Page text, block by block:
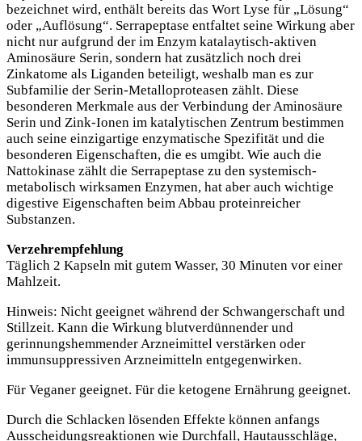
bezeichnet wird, enthält bereits das Wort Lyse für „Lösung“
oder „Auflösung“. Serrapeptase entfaltet seine Wirkung aber
nicht nur aufgrund der im Enzym katalaytisch-aktiven
Aminosäure Serin, sondern hat zusätzlich noch drei
Zinkatome als Liganden beteiligt, weshalb man es zur
Subfamilie der Serin-Metalloproteasen zählt. Diese
besonderen Merkmale aus der Verbindung der Aminosäure
Serin und Zink-Ionen im katalytischen Zentrum bestimmen
auch seine einzigartige enzymatische Spezifität und die
besonderen Eigenschaften, die es umgibt. Wie auch die
Nattokinase zählt die Serrapeptase zu den systemisch-
metabolisch wirksamen Enzymen, hat aber auch wichtige
digestive Eigenschaften beim Abbau proteinreicher
Substanzen.
Verzehrempfehlung
Täglich 2 Kapseln mit gutem Wasser, 30 Minuten vor einer
Mahlzeit.
Hinweis: Nicht geeignet während der Schwangerschaft und
Stillzeit. Kann die Wirkung blutverdünnender und
gerinnungshemmender Arzneimittel verstärken oder
immunsuppressiven Arzneimitteln entgegenwirken.
Für Veganer geeignet. Für die ketogene Ernährung geeignet.
Durch die Schlacken lösenden Effekte können anfangs
Ausscheidungsreaktionen wie Durchfall, Hautausschläge,